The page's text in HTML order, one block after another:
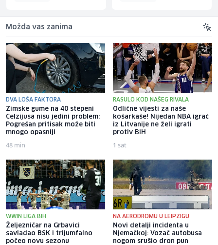
Možda vas zanima
DVA LOŠA FAKTORA
Zimske gume na 40 stepeni
Celzijusa nisu jedini problem:
Pogrešan pritisak može biti
mnogo opasniji
48 min
RASULO KOD NAŠEG RIVALA
Odlične vijesti za naše
košarkaše! Nijedan NBA igrač
iz Litvanije ne želi igrati
protiv BiH
1 sat
WWIN LIGA BIH
Željezničar na Grbavici
savladao BSK i trijumfalno
počeo novu sezonu
NA AERODROMU U LEIPZIGU
Novi detalji incidenta u
Njemačkoj: Vozač autobusa
nogom srušio dron pun